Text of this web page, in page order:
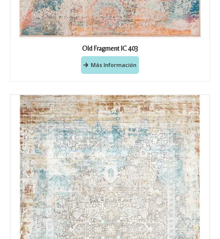
Old Fragment IC 403
Más Información